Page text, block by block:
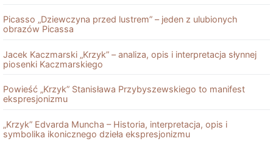
Picasso „Dziewczyna przed lustrem” – jeden z ulubionych
obrazów Picassa
Jacek Kaczmarski „Krzyk” – analiza, opis i interpretacja słynnej
piosenki Kaczmarskiego
Powieść „Krzyk” Stanisława Przybyszewskiego to manifest
ekspresjonizmu
„Krzyk” Edvarda Muncha – Historia, interpretacja, opis i
symbolika ikonicznego dzieła ekspresjonizmu